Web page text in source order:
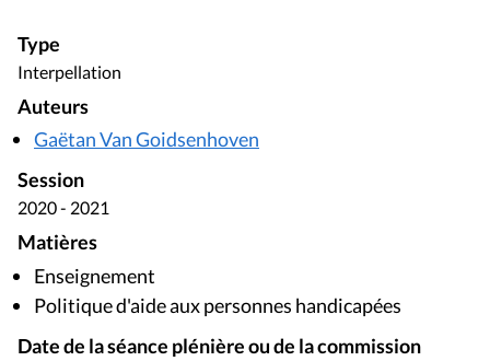
Type
Interpellation
Auteurs
Gaëtan Van Goidsenhoven
Session
2020 - 2021
Matières
Enseignement
Politique d'aide aux personnes handicapées
Date de la séance plénière ou de la commission